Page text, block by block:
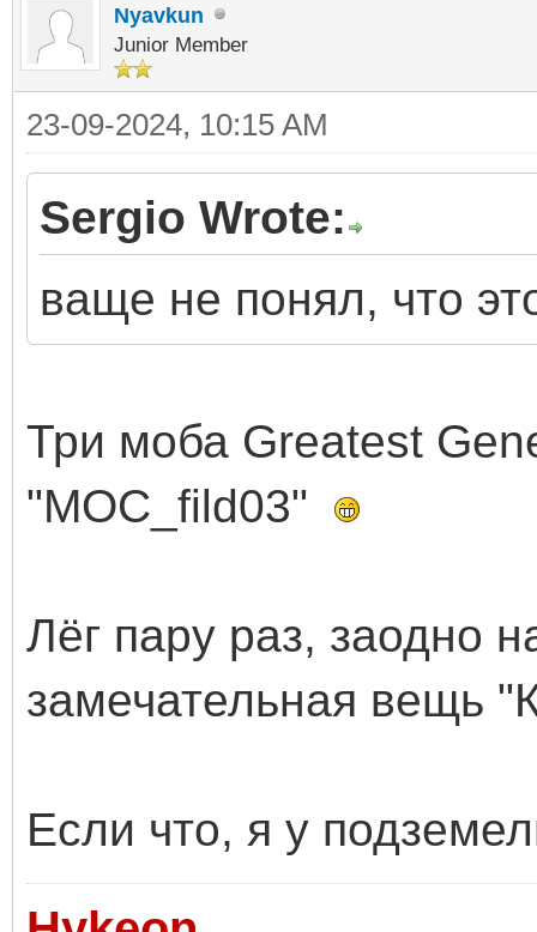
Nyavkun
Junior Member
23-09-2024, 10:15 AM
Sergio Wrote:
ваще не понял, что
Три моба Greatest
"MOC_fild03"
Лёг пару раз, заодно
замечательная вещь
Если что, я у